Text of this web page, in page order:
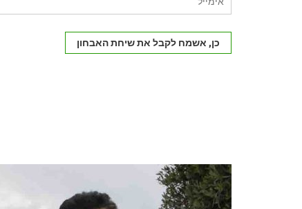
כן, אשמח לקבל את שיחת האבחון